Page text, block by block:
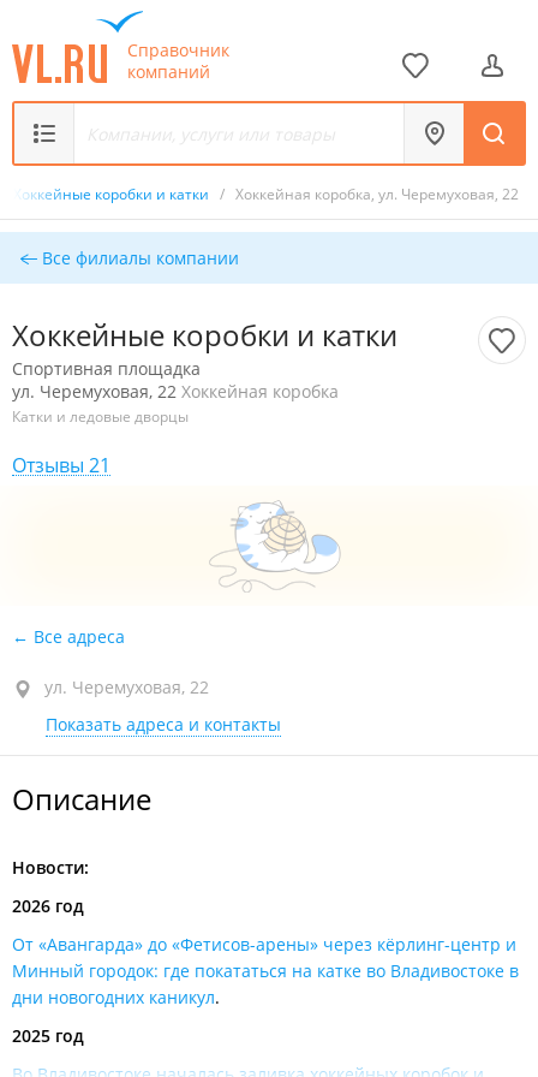
Справочник
компаний
Хоккейные коробки и катки / Хоккейная коробка, ул. Черемуховая, 22
Все филиалы компании
Хоккейные коробки и катки
Спортивная площадка
ул. Черемуховая, 22 Хоккейная коробка
Катки и ледовые дворцы
Отзывы 21
Все адреса
ул. Черемуховая, 22
Показать адреса и контакты
Описание
Новости:
2026 год
От «Авангарда» до «Фетисов-арены» через кёрлинг-центр и
Минный городок: где покататься на катке во Владивостоке в
дни новогодних каникул.
2025 год